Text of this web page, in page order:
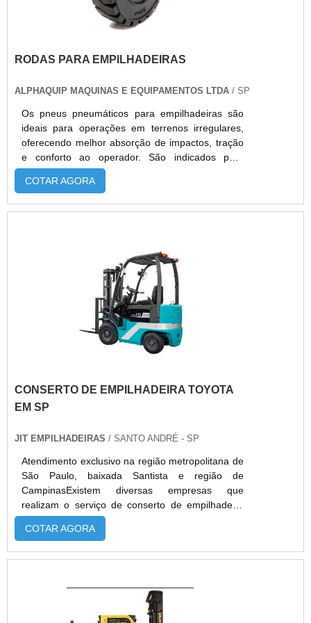
RODAS PARA EMPILHADEIRAS
ALPHAQUIP MAQUINAS E EQUIPAMENTOS LTDA / SP
Os pneus pneumáticos para empilhadeiras são
ideais para operações em terrenos irregulares,
oferecendo melhor absorção de impactos, tração
e conforto ao operador. São indicados para
empilhadeiras GLP, elétricas e a combustão,
especialmente em setores como indústria,
Alphaquip fornece pneus de alta durabilidade,
e soluções completas para garantir segurança e
desempenho nas operações.
COTAR AGORA
CONSERTO DE EMPILHADEIRA TOYOTA
EM SP
JIT EMPILHADEIRAS / SANTO ANDRÉ - SP
Atendimento exclusivo na região metropolitana de
São Paulo, baixada Santista e região de
CampinasExistem diversas empresas que
realizam o serviço de conserto de empilhadeira
toyota em SP, porém é um serviço muito
específico e que deve ser realizado apenas por
serviço.Isso porque, a empilhadeira toyota é uma
a principal finalidade de realizar a movimentação
e transporte de cargas em geral. O equipamento
COTAR AGORA